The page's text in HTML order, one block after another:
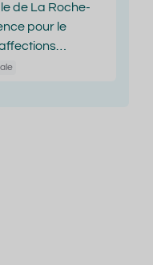
de La Roche-
pour le